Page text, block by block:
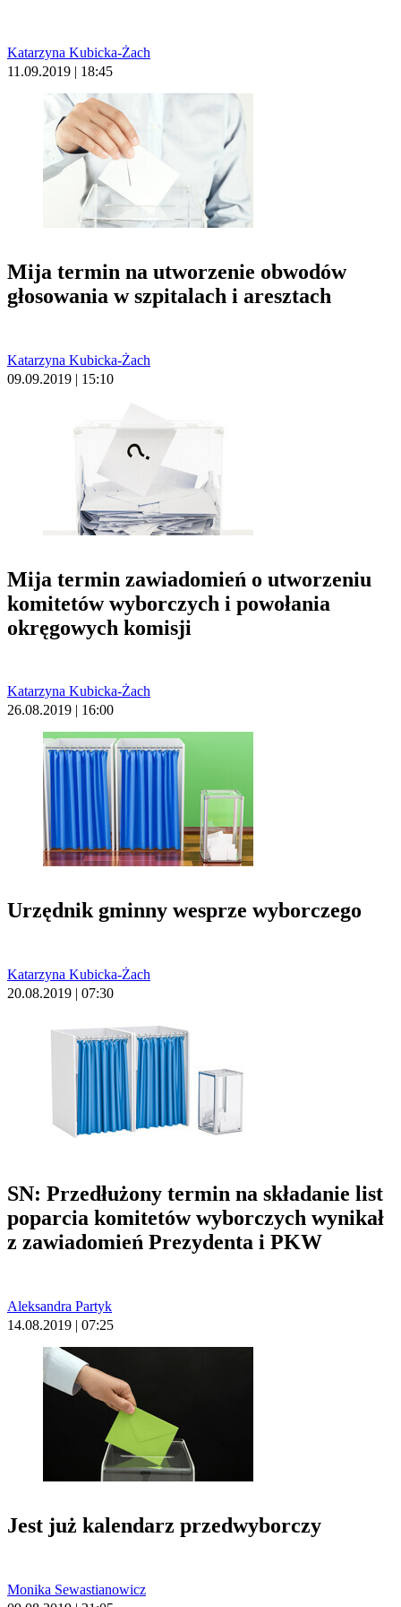
Katarzyna Kubicka-Żach
11.09.2019 | 18:45
Mija termin na utworzenie obwodów
głosowania w szpitalach i aresztach
Katarzyna Kubicka-Żach
09.09.2019 | 15:10
Mija termin zawiadomień o utworzeniu
komitetów wyborczych i powołania
okręgowych komisji
Katarzyna Kubicka-Żach
26.08.2019 | 16:00
Urzędnik gminny wesprze wyborczego
Katarzyna Kubicka-Żach
20.08.2019 | 07:30
SN: Przedłużony termin na składanie list
poparcia komitetów wyborczych wynikał
z zawiadomień Prezydenta i PKW
Aleksandra Partyk
14.08.2019 | 07:25
Jest już kalendarz przedwyborczy
Monika Sewastianowicz